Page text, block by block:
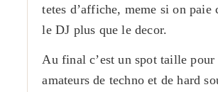
tetes d’affiche, meme si on paie
le DJ plus que le decor.
Au final c’est un spot taille pour
amateurs de techno et de hard